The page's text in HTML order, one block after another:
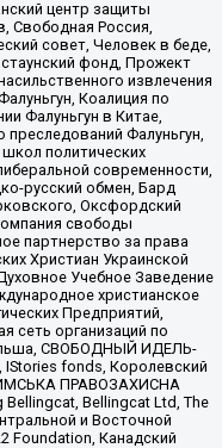
центр защиты
Свободная Россия,
совет, Человек в беде,
фонд, Прожект
извлечения
Коалиция по
Фалуньгун в Китае,
Фалуньгун,
политических
современности,
русский обмен, Бард
Оксфордский
свободы
партнерство за права
Христиан Украинской
Учебное Заведение
христианское
Предприятий,
сеть организаций по
СВОБОДНЫЙ ИДЕЛЬ-
IStories fonds, Королевский
ПРАВОЗАХИСНА
Bellingcat Ltd, The
и Восточной
Foundation, Канадский